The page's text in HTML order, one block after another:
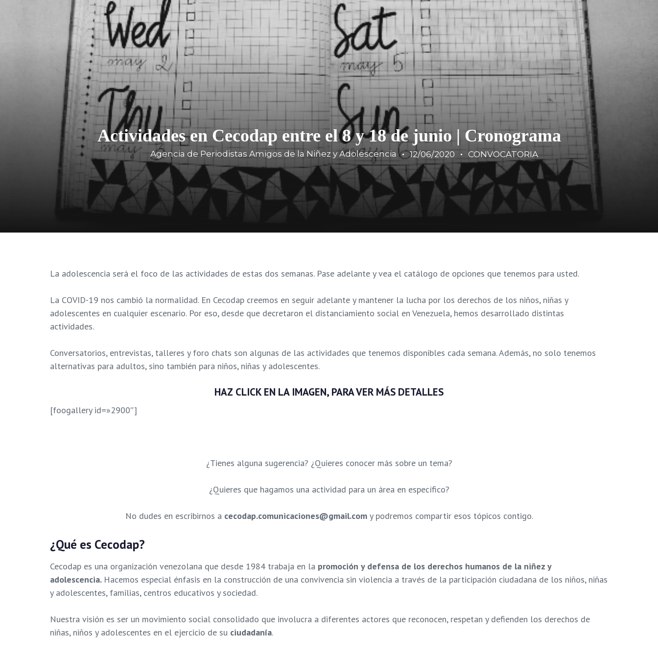
Actividades en Cecodap entre el 8 y 18 de junio | Cronograma
Agencia de Periodistas Amigos de la Niñez y Adolescencia 12/06/2020 CONVOCATORIA
La adolescencia será el foco de las actividades de estas dos semanas. Pase adelante y vea el catálogo de opciones que tenemos para usted.
La COVID-19 nos cambió la normalidad. En Cecodap creemos en seguir adelante y mantener la lucha por los derechos de los niños, niñas y
adolescentes en cualquier escenario. Por eso, desde que decretaron el distanciamiento social en Venezuela, hemos desarrollado distintas
actividades.
Conversatorios, entrevistas, talleres y foro chats son algunas de las actividades que tenemos disponibles cada semana. Además, no solo tenemos
alternativas para adultos, sino también para niños, niñas y adolescentes.
HAZ CLICK EN LA IMAGEN, PARA VER MÁS DETALLES
[foogallery id=»2900″]
¿Tienes alguna sugerencia? ¿Quieres conocer más sobre un tema?
¿Quieres que hagamos una actividad para un área en específico?
No dudes en escribirnos a cecodap.comunicaciones@gmail.comy podremos compartir esos tópicos contigo.
¿Qué es Cecodap?
Cecodap es una organización venezolana que desde 1984 trabaja en la promoción y defensa de los derechos humanos de la niñez y
adolescencia. Hacemos especial énfasis en la construcción de una convivencia sin violencia a través de la participación ciudadana de los niños, niñas
y adolescentes, familias, centros educativos y sociedad.
Nuestra visión es ser un movimiento social consolidado que involucra a diferentes actores que reconocen, respetan y defienden los derechos de
niñas, niños y adolescentes en el ejercicio de su ciudadanía.